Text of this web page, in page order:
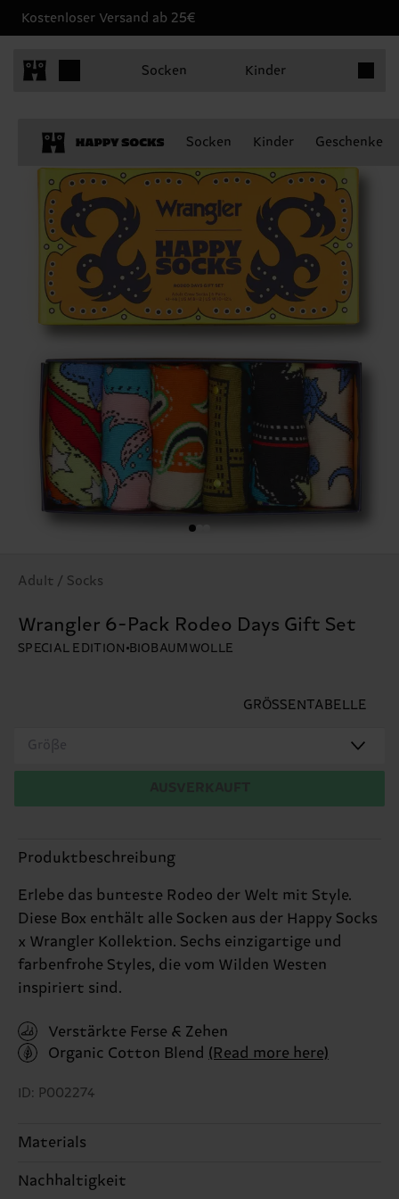
Kostenloser Versand ab 25€
Socken Kinder
Socken Kinder Geschenke
Adult / Socks
Wrangler 6-Pack Rodeo Days Gift Set
SPECIAL EDITION BIOBAUMWOLLE
GRÖSSENTABELLE
Größe
Produktbeschreibung
Erlebe das bunteste Rodeo der Welt mit Style.
Diese Box enthält alle Socken aus der Happy Socks
x Wrangler Kollektion. Sechs einzigartige und
farbenfrohe Styles, die vom Wilden Westen
inspiriert sind.
Verstärkte Ferse & Zehen
Organic Cotton Blend (Read more here)
ID: P002274
Materials
ARTIKEL 1:86% Cotton, 12% Polyamide, 2%
Nachhaltigkeit